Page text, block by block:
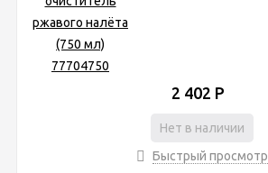
2 402 Р
Нет в наличии
Быстрый просмотр